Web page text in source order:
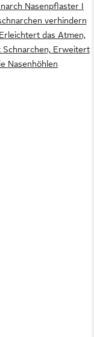
Nasenpflaster I
verhindern
das Atmen,
Schnarchen, Erweitert
Nasenhöhlen